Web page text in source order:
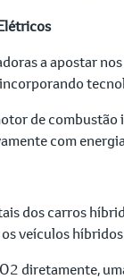
a apostar
de
com
dos carros
veículos
diretamente,